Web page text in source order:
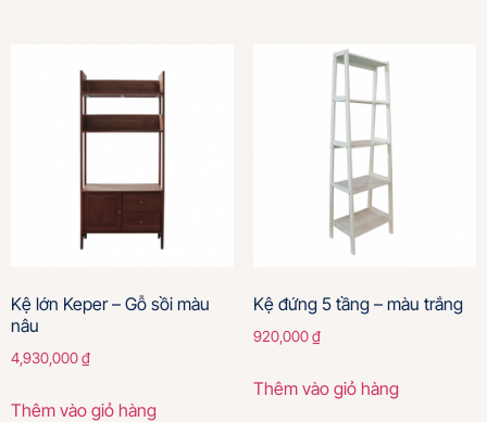
Kệ lớn Keper – Gỗ sồi màu
nâu
4,930,000₫
Thêm vào giỏ hàng
Kệ đứng 5 tầng – màu trắng
920,000₫
Thêm vào giỏ hàng